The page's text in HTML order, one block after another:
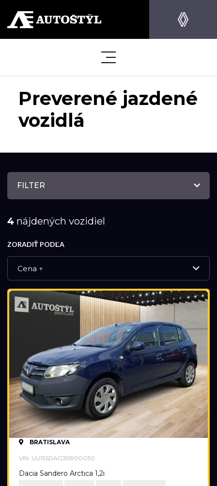
Preverené jazdené
vozidlá
FILTER
4 nájdených vozidiel
ZORADIŤ PODĽA
Cena ↑
NOVÉ VOZIDLÁ
PREVERENÉ JAZDENÉ VOZIDLÁ
VÝPREDAJ
Značka
Dacia
Model
BRATISLAVA
VIN: UU15SDAG351900030
Dacia Sandero Arctica 1,2i